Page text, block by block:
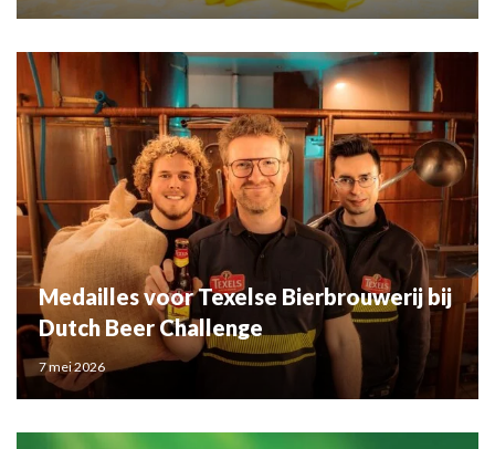
Medailles voor Texelse Bierbrouwerij bij
Dutch Beer Challenge
7 mei 2026